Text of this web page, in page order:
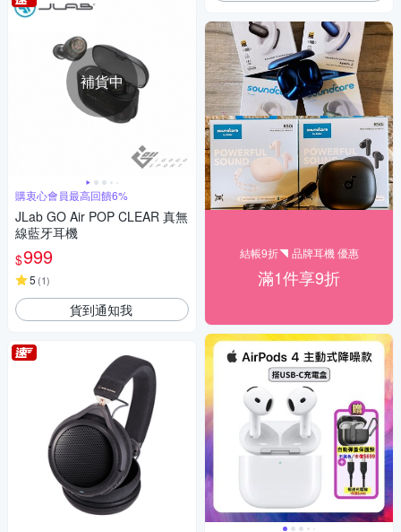
補貨中
購衷心會員最高回饋6%
JLab GO Air POP CLEAR 真無
線藍牙耳機
$999
5 (1)
貨到通知我
結帳9折◥ 品牌耳機 優惠
滿1件享9折